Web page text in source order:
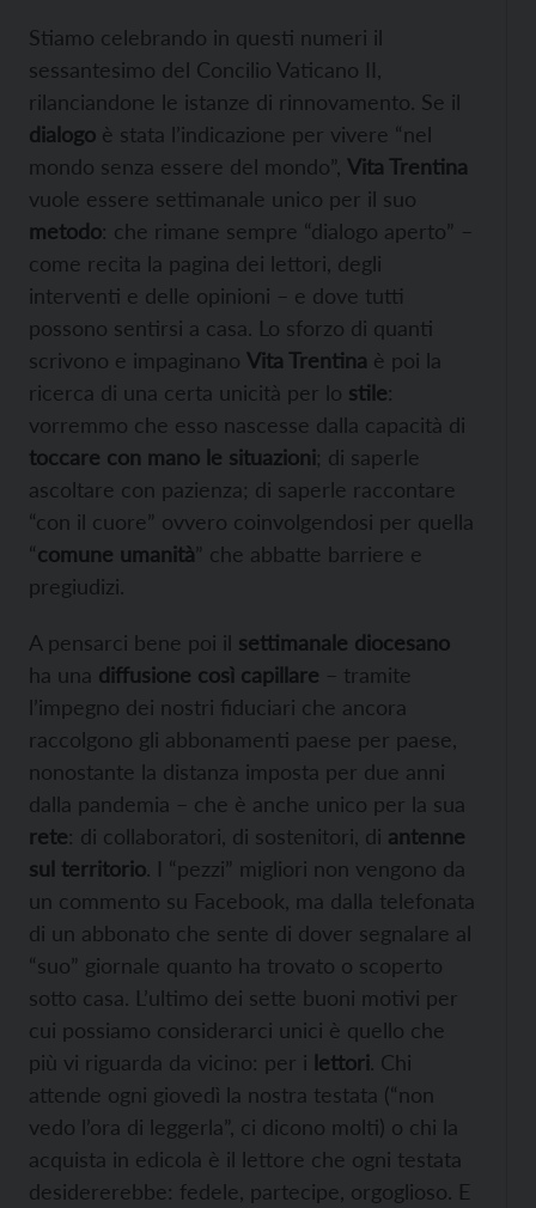
Stiamo celebrando in questi numeri il
sessantesimo del Concilio Vaticano II,
rilanciandone le istanze di rinnovamento. Se il
dialogo è stata l’indicazione per vivere “nel
mondo senza essere del mondo”, Vita Trentina
vuole essere settimanale unico per il suo
metodo: che rimane sempre “dialogo aperto” –
come recita la pagina dei lettori, degli
interventi e delle opinioni – e dove tutti
possono sentirsi a casa. Lo sforzo di quanti
scrivono e impaginano Vita Trentina è poi la
ricerca di una certa unicità per lo stile:
vorremmo che esso nascesse dalla capacità di
toccare con mano le situazioni; di saperle
ascoltare con pazienza; di saperle raccontare
“con il cuore” ovvero coinvolgendosi per quella
“comune umanità” che abbatte barriere e
pregiudizi.
A pensarci bene poi il settimanale diocesano
ha una diffusione così capillare – tramite
l’impegno dei nostri fiduciari che ancora
raccolgono gli abbonamenti paese per paese,
nonostante la distanza imposta per due anni
dalla pandemia – che è anche unico per la sua
rete: di collaboratori, di sostenitori, di antenne
sul territorio. I “pezzi” migliori non vengono da
un commento su Facebook, ma dalla telefonata
di un abbonato che sente di dover segnalare al
“suo” giornale quanto ha trovato o scoperto
sotto casa. L’ultimo dei sette buoni motivi per
cui possiamo considerarci unici è quello che
più vi riguarda da vicino: per i lettori. Chi
attende ogni giovedì la nostra testata (“non
vedo l’ora di leggerla”, ci dicono molti) o chi la
acquista in edicola è il lettore che ogni testata
desidererebbe: fedele, partecipe, orgoglioso. E